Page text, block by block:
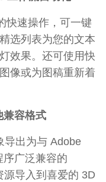
速操作，可一键
选列表为您的文本
效果。还可使用快
像或为图稿重新着
兼容格式
出为与 Adobe
广泛兼容的
源导入到喜爱的 3D